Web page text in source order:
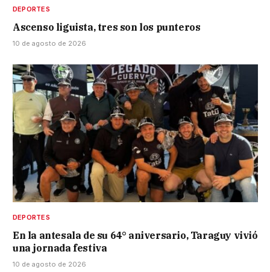
DEPORTES
Ascenso liguista, tres son los punteros
10 de agosto de 2026
DEPORTES
En la antesala de su 64° aniversario, Taraguy vivió
una jornada festiva
10 de agosto de 2026